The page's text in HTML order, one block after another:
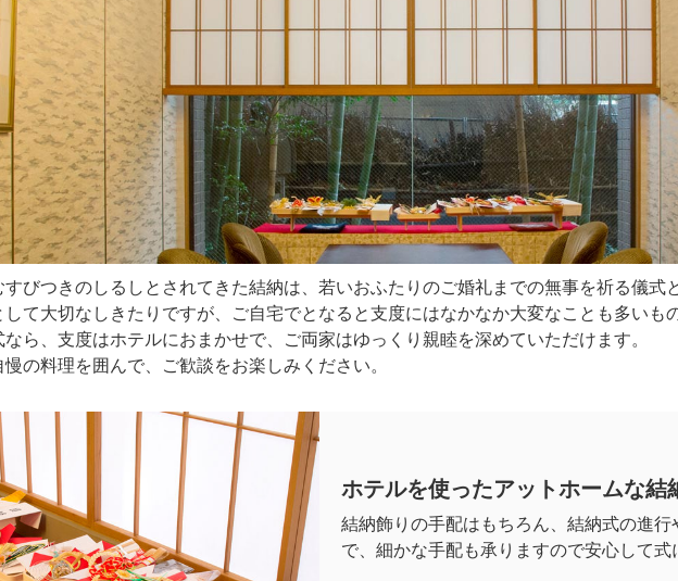
びつきのしるしとされてきた結納は、若いおふたりのご婚礼までの無事を祈る儀式
て大切なしきたりですが、ご自宅でとなると支度にはなかなか大変なことも多いもの
ら、支度はホテルにおまかせで、ご両家はゆっくり親睦を深めていただけます。
の料理を囲んで、ご歓談をお楽しみください。
ホテルを使ったアットホームな結
結納飾りの手配はもちろん、結納式の進行
で、細かな手配も承りますので安心して式